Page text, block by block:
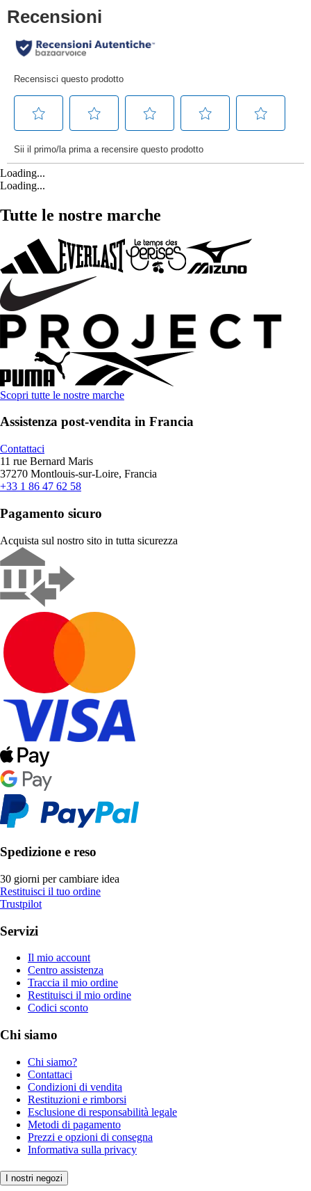
Loading...
Loading...
Tutte le nostre marche
Scopri tutte le nostre marche
Assistenza post-vendita in Francia
Contattaci
11 rue Bernard Maris
37270 Montlouis-sur-Loire, Francia
+33 1 86 47 62 58
Pagamento sicuro
Acquista sul nostro sito in tutta sicurezza
Spedizione e reso
30 giorni per cambiare idea
Restituisci il tuo ordine
Trustpilot
Servizi
Il mio account
Centro assistenza
Traccia il mio ordine
Restituisci il mio ordine
Codici sconto
Chi siamo
Chi siamo?
Contattaci
Condizioni di vendita
Restituzioni e rimborsi
Esclusione di responsabilità legale
Metodi di pagamento
Prezzi e opzioni di consegna
Informativa sulla privacy
I nostri negozi